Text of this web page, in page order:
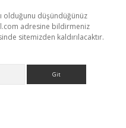
olduğunu düşündüğünüz
adresine bildirmeniz
sitemizden kaldırılacaktır.